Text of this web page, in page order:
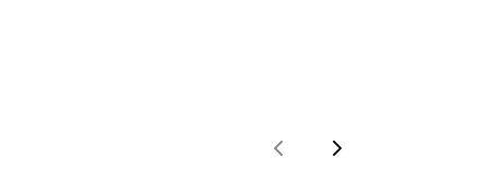
Previous
Next